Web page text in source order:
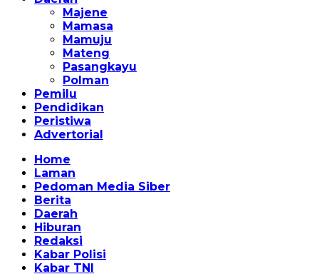
Majene
Mamasa
Mamuju
Mateng
Pasangkayu
Polman
Pemilu
Pendidikan
Peristiwa
Advertorial
Home
Laman
Pedoman Media Siber
Berita
Daerah
Hiburan
Redaksi
Kabar Polisi
Kabar TNI